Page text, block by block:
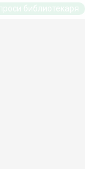
библиотекаря